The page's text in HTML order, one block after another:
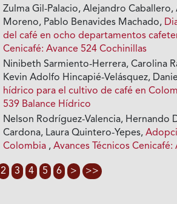
Zulma Gil-Palacio, Alejandro
Moreno, Pablo Benavides Machado,
del café en ocho departamentos
Cenicafé: Avance 524 Cochinillas
Ninibeth Sarmiento-Herrera, Carolina
Kevin Adolfo Hincapié-Velásquez,
hídrico para el cultivo de café en
539 Balance Hídrico
Nelson Rodríguez-Valencia,
Cardona, Laura Quintero-Yepes,
Colombia ,Avances Técnicos
2 3 4 5 6 > >>